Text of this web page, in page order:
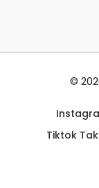
©
Tiktok